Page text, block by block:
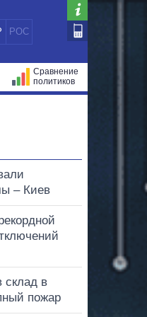
РОС
Сравнение
политиков
– Киев
склад в
пожар